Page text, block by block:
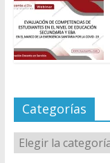
Categorías
Categorías